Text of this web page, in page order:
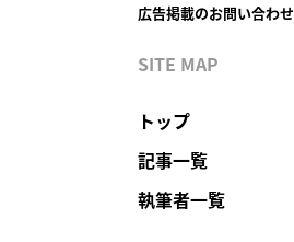
広告掲載のお問い合わせ
SITE MAP
トップ
記事一覧
執筆者一覧